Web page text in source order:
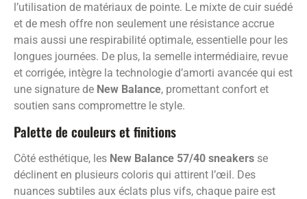
l’utilisation de matériaux de pointe. Le mixte de cuir suédé
et de mesh offre non seulement une résistance accrue
mais aussi une respirabilité optimale, essentielle pour les
longues journées. De plus, la semelle intermédiaire, revue
et corrigée, intègre la technologie d’amorti avancée qui est
une signature de New Balance, promettant confort et
soutien sans compromettre le style.
Palette de couleurs et finitions
Côté esthétique, les New Balance 57/40 sneakers se
déclinent en plusieurs coloris qui attirent l’œil. Des
nuances subtiles aux éclats plus vifs, chaque paire est